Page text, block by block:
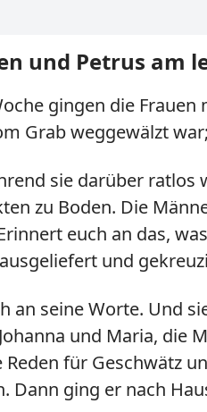
und Petrus am
gingen die
Grab weggewälzt
sie darüber ratlos
zu Boden. Die
euch an das,
und
an seine Worte. Und
und Maria, die
für Geschwätz
Dann ging er nach